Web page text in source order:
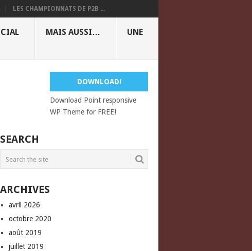
LES CHAMPIONNATS DE P2B ...
MAIS AUSSI… UNE
DOWNLOAD!
Download Point responsive
WP Theme for FREE!
SEARCH
ARCHIVES
avril 2026
octobre 2020
août 2019
juillet 2019